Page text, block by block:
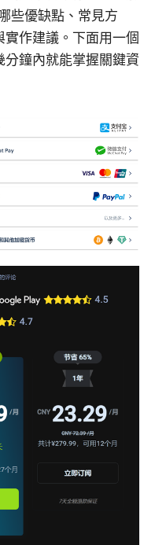
些優缺點、常見方
作建議。下面用一個
鐘內就能掌握關鍵資